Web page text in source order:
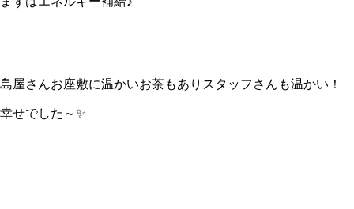
島屋さんお座敷に温かいお茶もありスタッフさんも温かい！
幸せでした～✨